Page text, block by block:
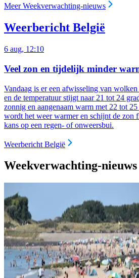
Meer Weekverwachting-nieuws
Weerbericht België
6 aug, 12:10
Veel zon en tijdelijk minder
Vandaag is er een afwisseling van
en de temperatuur stijgt naar 21 tot 24
zonnig en aangenaam warm met 22 tot
wordt het weer warmer en schijnt de zon
kans op een regen- of onweersbui.
Weerbericht België
Weekverwachting-nieuws